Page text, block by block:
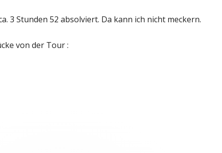
3 Stunden 52 absolviert. Da kann ich nicht meckern.
von der Tour :